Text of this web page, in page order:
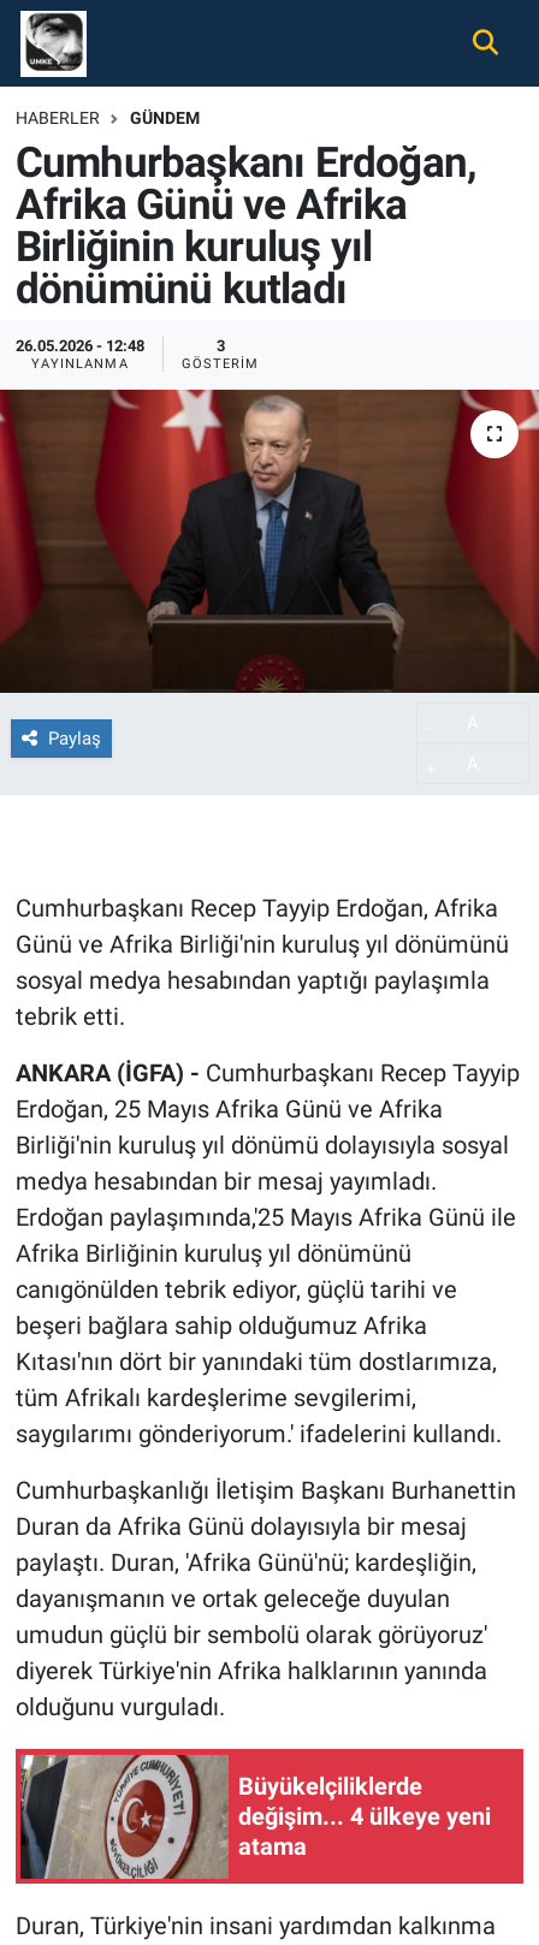
HABERLER GÜNDEM
Cumhurbaşkanı Erdoğan,
Afrika Günü ve Afrika
Birliğinin kuruluş yıl
dönümünü kutladı
26.05.2026 - 12:48
YAYINLANMA
3
GÖSTERIM
Paylaş
Cumhurbaşkanı Recep Tayyip Erdoğan, Afrika
Günü ve Afrika Birliği'nin kuruluş yıl dönümünü
sosyal medya hesabından yaptığı paylaşımla
tebrik etti.
ANKARA (İGFA) - Cumhurbaşkanı Recep Tayyip
Erdoğan, 25 Mayıs Afrika Günü ve Afrika
Birliği'nin kuruluş yıl dönümü dolayısıyla sosyal
medya hesabından bir mesaj yayımladı.
Erdoğan paylaşımında,'25 Mayıs Afrika Günü ile
Afrika Birliğinin kuruluş yıl dönümünü
canıgönülden tebrik ediyor, güçlü tarihi ve
beşeri bağlara sahip olduğumuz Afrika
Kıtası'nın dört bir yanındaki tüm dostlarımıza,
tüm Afrikalı kardeşlerime sevgilerimi,
saygılarımı gönderiyorum.' ifadelerini kullandı.
Cumhurbaşkanlığı İletişim Başkanı Burhanettin
Duran da Afrika Günü dolayısıyla bir mesaj
paylaştı. Duran, 'Afrika Günü'nü; kardeşliğin,
dayanışmanın ve ortak geleceğe duyulan
umudun güçlü bir sembolü olarak görüyoruz'
diyerek Türkiye'nin Afrika halklarının yanında
olduğunu vurguladı.
Büyükelçiliklerde
değişim... 4 ülkeye yeni
atama
Duran, Türkiye'nin insani yardımdan kalkınma
Gündem
Ekonomi
Spor
Magazin
Tüm Haberler
İletişim
Künye
Nöbetçi Eczaneler
Hava Durumu
Namaz Vakitleri
Trafik Durumu
Süper Lig Puan Durumu ve Fikstür
Tüm Manşetler
Son Dakika Haberleri
Haber Arşivi